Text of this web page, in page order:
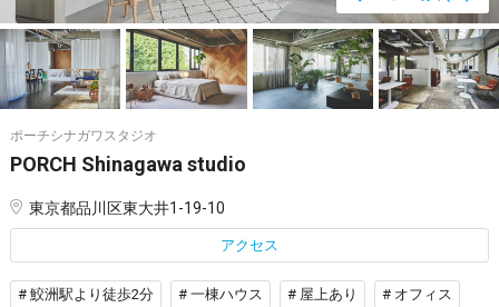
ポーチシナガワスタジオ
PORCH Shinagawa studio
東京都品川区東大井1-19-10
アクセス
# 鮫洲駅より徒歩2分 # 一棟ハウス # 屋上あり # オフィス